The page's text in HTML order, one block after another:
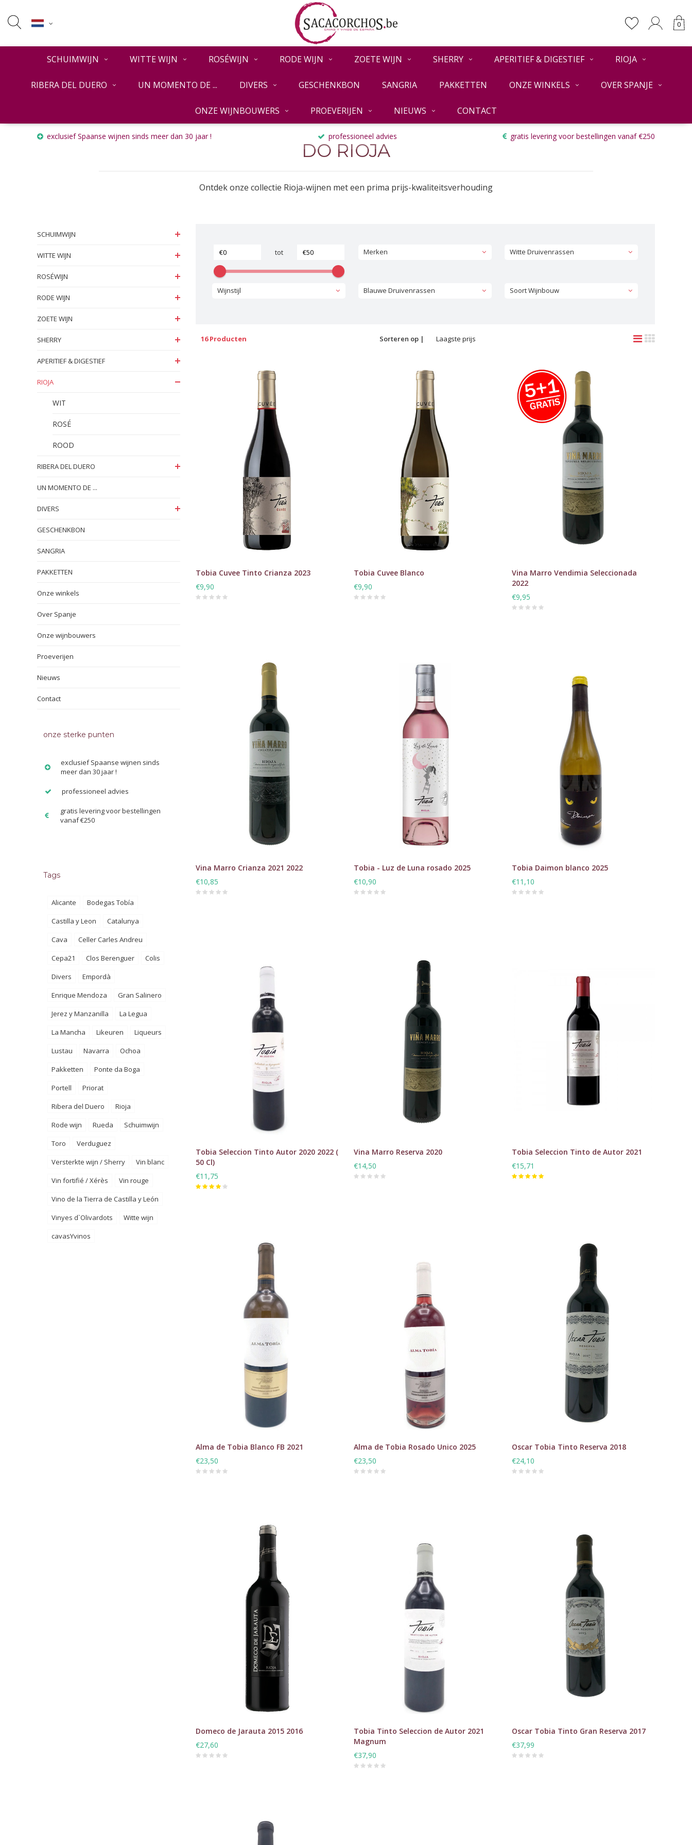
0
SCHUIMWIJN WITTE WIJN ROSÉWIJN RODE WIJN ZOETE WIJN SHERRY APERITIEF & DIGESTIEF RIOJA
RIBERA DEL DUERO UN MOMENTO DE ... DIVERS GESCHENKBON SANGRIA PAKKETTEN ONZE WINKELS OVER SPANJE
ONZE WIJNBOUWERS PROEVERIJEN NIEUWS CONTACT
exclusief Spaanse wijnen sinds meer dan 30 jaar ! professioneel advies gratis levering voor bestellingen vanaf €250
DO RIOJA
Ontdek onze collectie Rioja-wijnen met een prima prijs-kwaliteitsverhouding
SCHUIMWIJN
WITTE WIJN
ROSÉWIJN
RODE WIJN
ZOETE WIJN
SHERRY
APERITIEF & DIGESTIEF
RIOJA
WIT
ROSÉ
ROOD
RIBERA DEL DUERO
UN MOMENTO DE ...
DIVERS
GESCHENKBON
SANGRIA
PAKKETTEN
Onze winkels
Over Spanje
Onze wijnbouwers
Proeverijen
Nieuws
Contact
onze sterke punten
exclusief Spaanse wijnen sinds
meer dan 30 jaar !
professioneel advies
gratis levering voor bestellingen
vanaf €250
Tags
Alicante
Bodegas Tobía
Castilla y Leon
Catalunya
Cava
Celler Carles Andreu
Cepa21
Clos Berenguer
Colis
Divers
Empordà
Enrique Mendoza
Gran Salinero
Jerez y Manzanilla
La Legua
La Mancha
Likeuren
Liqueurs
Lustau
Navarra
Ochoa
Pakketten
Ponte da Boga
Portell
Priorat
Ribera del Duero
Rioja
Rode wijn
Rueda
Schuimwijn
Toro
Verduguez
Versterkte wijn / Sherry
Vin blanc
Vin fortifié / Xérès
Vin rouge
Vino de la Tierra de Castilla y León
Vinyes d`Olivardots
Witte wijn
cavasYvinos
tot Merken Witte Druivenrassen
Wijnstijl Blauwe Druivenrassen Soort Wijnbouw
16 Producten Sorteren op | Laagste prijs
Tobia Cuvee Tinto Crianza 2023
€9,90
Tobia Cuvee Blanco
€9,90
Vina Marro Vendimia Seleccionada
2022
€9,95
Vina Marro Crianza 2021 2022
€10,85
Tobia - Luz de Luna rosado 2025
€10,90
Tobia Daimon blanco 2025
€11,10
Tobia Seleccion Tinto Autor 2020 2022 (
50 Cl)
€11,75
Vina Marro Reserva 2020
€14,50
Tobia Seleccion Tinto de Autor 2021
€15,71
Alma de Tobia Blanco FB 2021
€23,50
Alma de Tobia Rosado Unico 2025
€23,50
Oscar Tobia Tinto Reserva 2018
€24,10
Domeco de Jarauta 2015 2016
€27,60
Tobia Tinto Seleccion de Autor 2021
Magnum
€37,90
Oscar Tobia Tinto Gran Reserva 2017
€37,99